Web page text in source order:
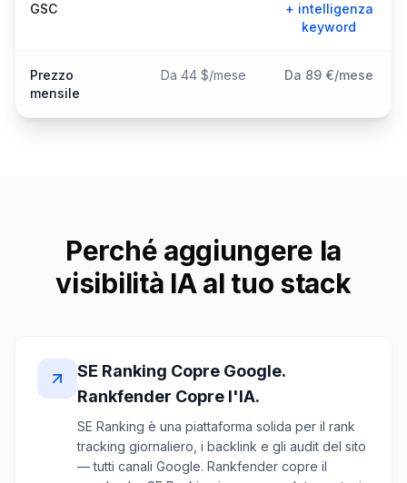
GSC
+ intelligenza
keyword
Prezzo
mensile
Da 44 $/mese Da 89 €/mese
Perché aggiungere la
visibilità IA al tuo stack
SE Ranking Copre Google.
Rankfender Copre l'IA.
SE Ranking è una piattaforma solida per il rank
tracking giornaliero, i backlink e gli audit del sito
— tutti canali Google. Rankfender copre il